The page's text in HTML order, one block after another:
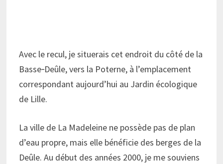
Avec le recul, je situerais cet endroit du côté de la
Basse‑Deûle, vers la Poterne, à l’emplacement
correspondant aujourd’hui au Jardin écologique
de Lille.
La ville de La Madeleine ne possède pas de plan
d’eau propre, mais elle bénéficie des berges de la
Deûle. Au début des années 2000, je me souviens